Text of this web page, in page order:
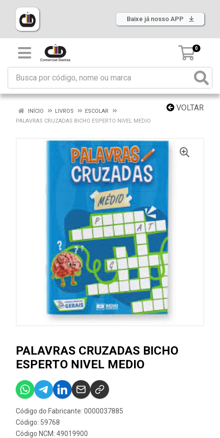
Baixe já nosso APP
0
VOLTAR
INÍCIO LIVROS
ESCOLAR
PALAVRAS CRUZADAS BICHO ESPERTO NIVEL MEDIO
PALAVRAS CRUZADAS BICHO
ESPERTO NIVEL MEDIO
Código do Fabricante: 0000037885
Código: 59768
Código NCM: 49019900